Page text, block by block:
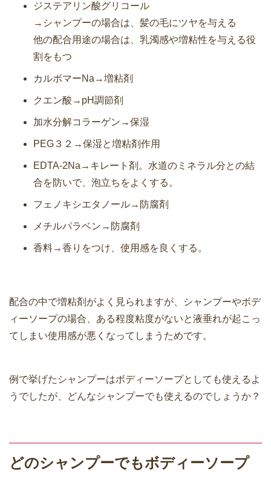
ジステアリン酸グリコール
→シャンプーの場合は、髪の毛にツヤを与える
他の配合用途の場合は、乳濁感や増粘性を与える役
割をもつ
カルボマーNa→増粘剤
クエン酸→pH調節剤
加水分解コラーゲン→保湿
PEG３２→保湿と増粘剤作用
EDTA-2Na→キレート剤。水道のミネラル分との結
合を防いで、泡立ちをよくする。
フェノキシエタノール→防腐剤
メチルパラベン→防腐剤
香料→香りをつけ、使用感を良くする。
配合の中で増粘剤がよく見られますが、 シャンプーやボデ
ィーソープの場合、ある程度粘度がないと液垂れが起こっ
てしまい使用感が悪くなってしまうためです。
例で挙げたシャンプーはボディーソープとしても使えるよ
うでしたが、どんなシャンプーでも使えるのでしょうか？
どのシャンプーでもボディーソープ